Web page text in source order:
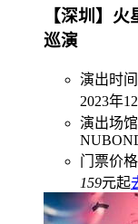
【深圳】
巡演
演出时间
2023年
演出场馆
门票价格
159元起